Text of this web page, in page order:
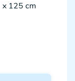
125 cm